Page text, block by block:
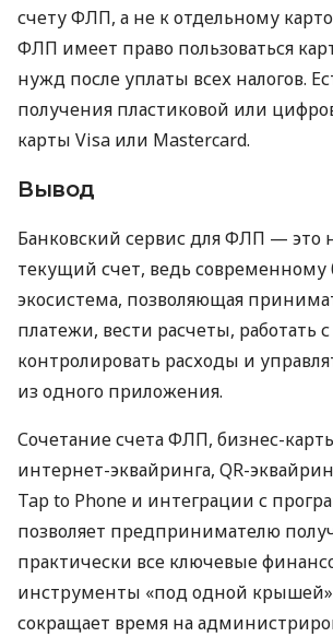
счету ФЛП, а не к отдельному
ФЛП имеет право пользоваться
нужд после уплаты всех налогов.
получения пластиковой или
карты Visa или Mastercard.
Вывод
Банковский сервис для ФЛП — это
текущий счет, ведь современному
экосистема, позволяющая
платежи, вести расчеты, работать с
контролировать расходы и
из одного приложения.
Сочетание счета ФЛП, бизнес-
интернет-эквайринга, QR-
Tap to Phone и интеграции с
позволяет предпринимателю
практически все ключевые
инструменты «под одной
сокращает время на